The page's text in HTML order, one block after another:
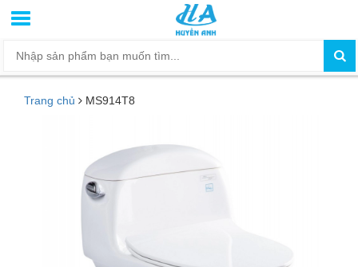
Trang chủ MS914T8